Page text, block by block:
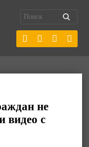
не
видео с